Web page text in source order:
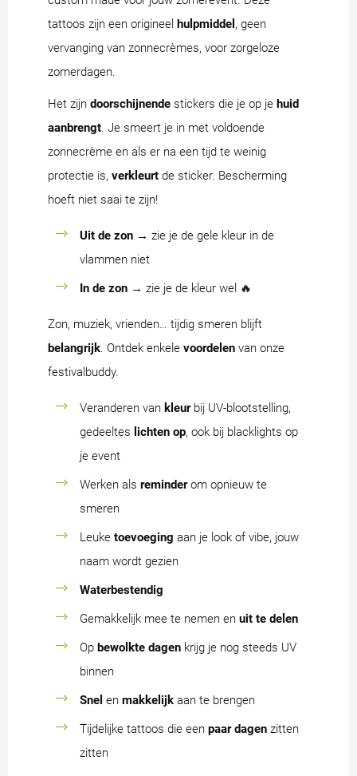
tattoos zijn een origineel hulpmiddel , geen
vervanging van zonnecrèmes, voor zorgeloze
zomerdagen.
Het zijn doorschijnende stickers die je op je huid
aanbrengt. Je smeert je in met voldoende
zonnecrème en als er na een tijd te weinig
protectie is, verkleurt de sticker. Bescherming
hoeft niet saai te zijn!
Uit de zon → zie je de gele kleur in de
vlammen niet
In de zon → zie je de kleur wel 🔥
Zon, muziek, vrienden… tijdig smeren blijft
belangrijk. Ontdek enkele voordelen van onze
festivalbuddy.
Veranderen van kleurbij UV-blootstelling,
gedeeltes lichten op, ook bij blacklights op
je event
Werken als reminderom opnieuw te
smeren
Leuke toevoeging aan je look of vibe, jouw
naam wordt gezien
Waterbestendig
Gemakkelijk mee te nemen en uit te delen
Op bewolkte dagen krijg je nog steeds UV
binnen
Snel en makkelijk aan te brengen
Tijdelijke tattoos die een paar dagen zitten
zitten